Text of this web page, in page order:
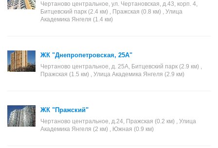
Чертаново центральное, ул. Чертановская, д.43, корп. 4,
Битцевский парк (2.4 км) , Пражская (0.8 км) , Улица
Академика Янгеля (1.4 км)
ЖК "Днепропетровская, 25А"
Чертаново центральное, д. 25А, Битцевский парк (2.9 км) ,
Пражская (1.5 км) , Улица Академика Янгеля (2.9 км)
ЖК "Пражский"
Чертаново центральное, д.24, Пражская (0.2 км) , Улица
Академика Янгеля (2 км) , Южная (0.9 км)